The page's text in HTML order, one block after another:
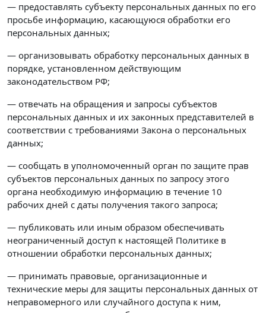
— предоставлять субъекту персональных данных по его
просьбе информацию, касающуюся обработки его
персональных данных;
— организовывать обработку персональных данных в
порядке, установленном действующим
законодательством РФ;
— отвечать на обращения и запросы субъектов
персональных данных и их законных представителей в
соответствии с требованиями Закона о персональных
данных;
— сообщать в уполномоченный орган по защите прав
субъектов персональных данных по запросу этого
органа необходимую информацию в течение 10
рабочих дней с даты получения такого запроса;
— публиковать или иным образом обеспечивать
неограниченный доступ к настоящей Политике в
отношении обработки персональных данных;
— принимать правовые, организационные и
технические меры для защиты персональных данных от
неправомерного или случайного доступа к ним,